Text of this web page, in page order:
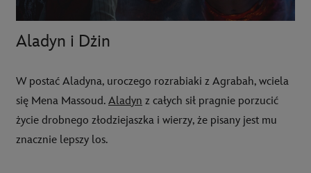
Aladyn i Dżin
W postać Aladyna, uroczego rozrabiaki z Agrabah, wciela
się Mena Massoud. Aladyn z całych sił pragnie porzucić
życie drobnego złodziejaszka i wierzy, że pisany jest mu
znacznie lepszy los.